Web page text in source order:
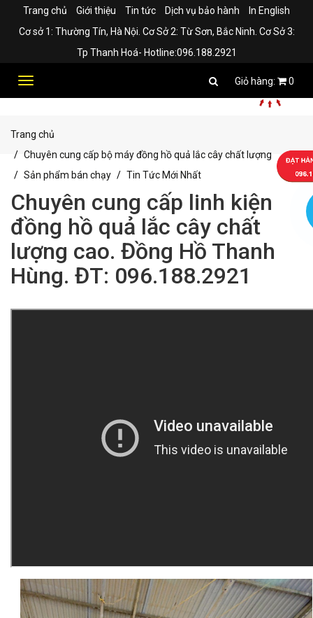
Trang chủ Giới thiệu Tin tức Dịch vụ bảo hành
In English
Cơ sở 1: Thường Tín, Hà Nội. Cơ Sở 2: Từ Sơn, Bắc Ninh. Cơ Sở 3:
Tp Thanh Hoá- Hotline:096.188.2921
Toggle
0
Trang chủ
Chuyên cung cấp bộ máy đồng hồ quả lắc cây chất lượng
Sản phẩm bán chạy
Tin Tức Mới Nhất
Chuyên cung cấp linh kiện
đồng hồ quả lắc cây chất
lượng cao. Đồng Hồ Thanh
Hùng. ĐT: 096.188.2921